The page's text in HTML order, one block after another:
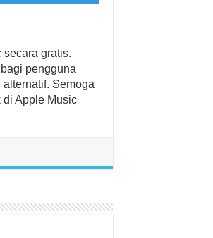
gratis.
pengguna
Semoga
di Apple Music